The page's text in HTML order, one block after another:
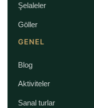
Şelaleler
Göller
GENEL
Blog
Aktiviteler
Sanal turlar